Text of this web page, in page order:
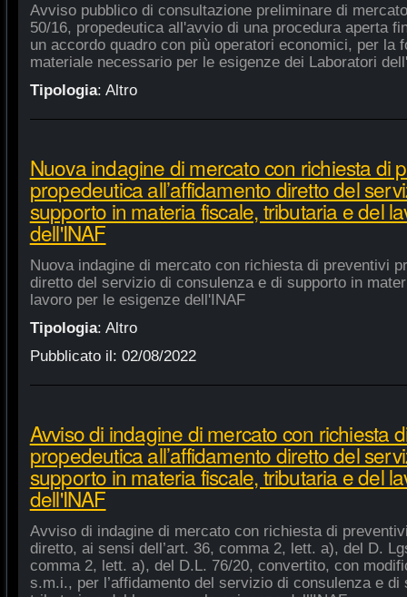
Avviso pubblico di consultazione preliminare di
50/16, propedeutica all'avvio di una procedura aperta
un accordo quadro con più operatori economici, per la
materiale necessario per le esigenze dei Laboratori
Tipologia: Altro
Nuova indagine di mercato con richiesta di
propedeutica all’affidamento diretto del
supporto in materia fiscale, tributaria e del
dell'INAF
Nuova indagine di mercato con richiesta di preventivi
diretto del servizio di consulenza e di supporto in
lavoro per le esigenze dell'INAF
Tipologia: Altro
Pubblicato il: 02/08/2022
Avviso di indagine di mercato con richiesta
propedeutica all’affidamento diretto del
supporto in materia fiscale, tributaria e del
dell'INAF
Avviso di indagine di mercato con richiesta di
diretto, ai sensi dell’art. 36, comma 2, lett. a), del D.
comma 2, lett. a), del D.L. 76/20, convertito, con
s.m.i., per l’affidamento del servizio di consulenza e